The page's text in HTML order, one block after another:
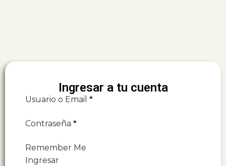
Ingresar a tu cuenta
Usuario o Email *
Contraseña *
Remember Me
Ingresar